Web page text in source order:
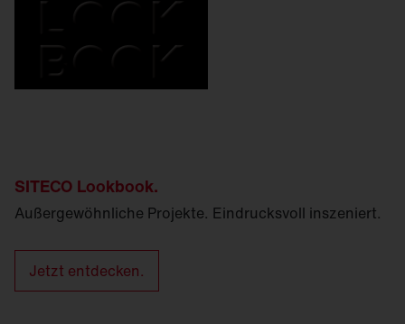
SITECO Lookbook.
Außergewöhnliche Projekte. Eindrucksvoll inszeniert.
Jetzt entdecken.